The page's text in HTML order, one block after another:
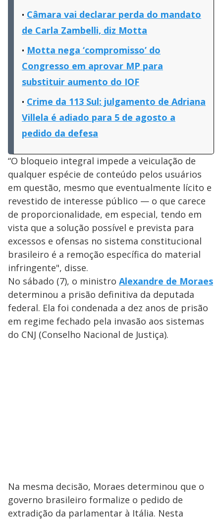
Câmara vai declarar perda do mandato
de Carla Zambelli, diz Motta
Motta nega ‘compromisso’ do
Congresso em aprovar MP para
substituir aumento do IOF
Crime da 113 Sul: julgamento de Adriana
Villela é adiado para 5 de agosto a
pedido da defesa
“O bloqueio integral impede a veiculação de
qualquer espécie de conteúdo pelos usuários
em questão, mesmo que eventualmente lícito e
revestido de interesse público — o que carece
de proporcionalidade, em especial, tendo em
vista que a solução possível e prevista para
excessos e ofensas no sistema constitucional
brasileiro é a remoção específica do material
infringente", disse.
No sábado (7), o ministro Alexandre de Moraes
determinou a prisão definitiva da deputada
federal. Ela foi condenada a dez anos de prisão
em regime fechado pela invasão aos sistemas
do CNJ (Conselho Nacional de Justiça).
Na mesma decisão, Moraes determinou que o
governo brasileiro formalize o pedido de
extradição da parlamentar à Itália. Nesta